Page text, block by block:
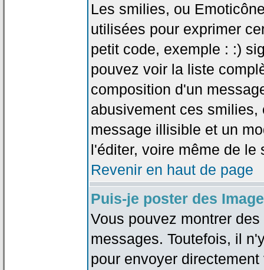
Les smilies, ou
utilisées pour exprimer
petit code, exemple : :)
pouvez voir la liste
composition d'un
abusivement ces
message illisible et un
l'éditer, voire même de le
Revenir en haut de page
Puis-je poster des
Vous pouvez montrer
messages. Toutefois, il
pour envoyer